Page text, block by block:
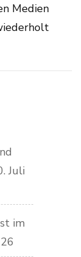
Medien
Juli
im